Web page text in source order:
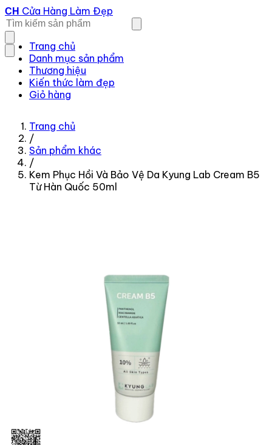
CH Cửa Hàng Làm Đẹp
Trang chủ
Danh mục sản phẩm
Thương hiệu
Kiến thức làm đẹp
Giỏ hàng
Trang chủ
/
Sản phẩm khác
/
Kem Phục Hồi Và Bảo Vệ Da Kyung Lab Cream B5
Từ Hàn Quốc 50ml